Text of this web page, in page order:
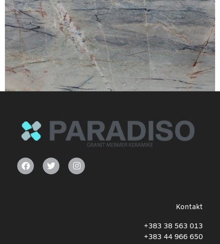
Kontakt
+383 38 563 013
+383 44 966 650